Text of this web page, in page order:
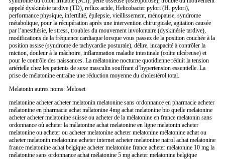
appelé dyskinésie tardive (TD), reflux acide, Helicobacter pylori (H. pylori),
performance physique, infertilité, épilepsie, vieillissement, ménopause, syndrome
métabolique, pour la récupération après une intervention chirurgicale, agitation causée
par l’anesthésie, le stress, troubles du mouvement involontaire (dyskinésie tardive),
modifications de la fréquence cardiaque lorsque vous passez de la position couchée à la
position assise (syndrome de tachycardie posturale), délire, incapacité à contrôler la
miction, douleur à la mâchoire, inflammation maladie intestinale (colite ulcéreuse) et
pour le contrôle des naissances. La mélatonine nocturne quotidienne réduit la tension
artérielle chez les patients de sexe masculin souffrant d’hypertension essentielle. La
prise de mélatonine entraîne une réduction moyenne du cholestérol total.
Melatonin autres noms: Meloset
melatonine acheter acheter melatonin melatonine sans ordonnance en pharmacie acheter
mélatonine en pharmacie achat mélatonine 4mg achat melatonine bio quelle melatonine
acheter acheter melatonine suisse ou acheter de la mélatonine en france melatonin sans
ordonnance où acheter la mélatonine achat melatonine en ligne melatonin acheter
melatonine ou acheter ou acheter melatonine acheter melatonine mélatonine achat ou
acheter melatonin melatonine acheter internet acheter melatonine natrol achat melatonine
france melatonine achat belgique acheter melatonine france acheter mélatonine 10 mg la
mélatonine sans ordonnance achat mélatonine 5 mg acheter melatonine belgique